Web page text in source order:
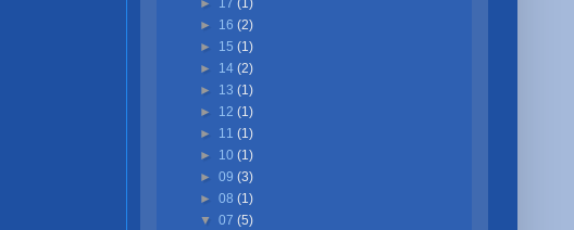
► 17 (1)
► 16 (2)
► 15 (1)
► 14 (2)
► 13 (1)
► 12 (1)
► 11 (1)
► 10 (1)
► 09 (3)
► 08 (1)
▼ 07 (5)